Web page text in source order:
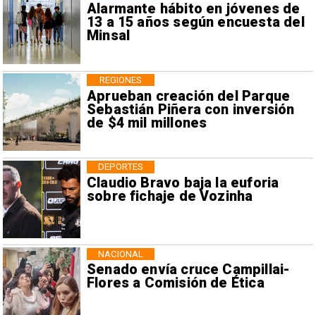
Alarmante hábito en jóvenes de
13 a 15 años según encuesta del
Minsal
Aprueban creación del Parque
Sebastián Piñera con inversión
de $4 mil millones
REGIONES
Claudio Bravo baja la euforia
sobre fichaje de Vozinha
DEPORTES
Senado envía cruce Campillai-
Flores a Comisión de Ética
NACIONAL